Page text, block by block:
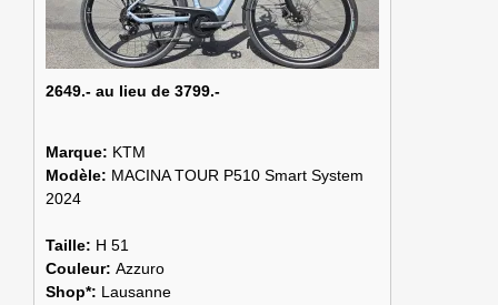
2649.- au lieu de 3799.-
Marque: KTM
Modèle: MACINA TOUR P510 Smart System
2024
Taille: H 51
Couleur: Azzuro
Shop*: Lausanne